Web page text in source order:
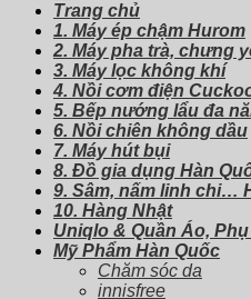
Trang chủ
1. Máy ép chậm Hurom
2. Máy pha trà, chưng
3. Máy lọc không khí
4. Nồi cơm điện
5. Bếp nướng lẩu đa
6. Nồi chiên không dầu
7. Máy hút bụi
8. Đồ gia dụng Hàn
9. Sâm, nấm linh chi…
10. Hàng Nhật
Uniqlo & Quần Áo,
Mỹ Phẩm Hàn Quốc
Chăm sóc da
innisfree